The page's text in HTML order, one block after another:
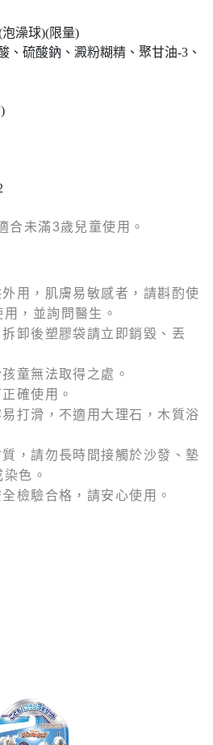
澡球)(限量)
、硫酸鈉、澱粉糊精、聚甘油-3、
合未滿3歲兒童使用。
用，肌膚易敏感者，請斟酌使
，並詢問醫生。
卸後塑膠袋請立即銷毀、丟
童無法取得之處。
確使用。
打滑，不適用大理石，木質浴
，請勿長時間接觸於沙發、墊
染色。
檢驗合格，請安心使用。